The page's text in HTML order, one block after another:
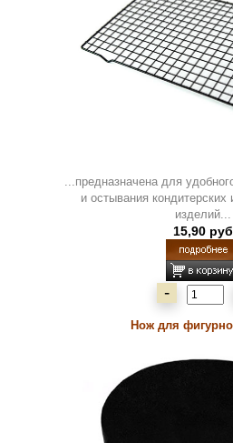
...предназначена для
и остывания
изделий...
15,90 руб
-
Нож для